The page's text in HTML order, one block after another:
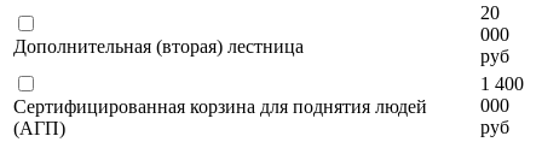
Дополнительная (вторая) лестница
20
000
руб
Сертифицированная корзина для поднятия людей
(АГП)
1 400
000
руб